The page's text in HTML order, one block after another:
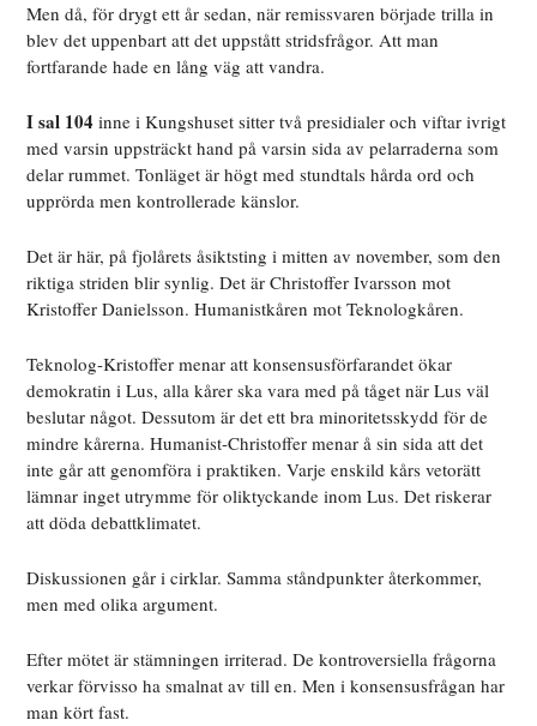
Men då, för drygt ett år sedan, när remissvaren började trilla in
blev det uppenbart att det uppstått stridsfrågor. Att man
fortfarande hade en lång väg att vandra.
I sal 104 inne i Kungshuset sitter två presidialer och viftar ivrigt
med varsin uppsträckt hand på varsin sida av pelarraderna som
delar rummet. Tonläget är högt med stundtals hårda ord och
upprörda men kontrollerade känslor.
Det är här, på fjolårets åsiktsting i mitten av november, som den
riktiga striden blir synlig. Det är Christoffer Ivarsson mot
Kristoffer Danielsson. Humanistkåren mot Teknologkåren.
Teknolog-Kristoffer menar att konsensusförfarandet ökar
demokratin i Lus, alla kårer ska vara med på tåget när Lus väl
beslutar något. Dessutom är det ett bra minoritetsskydd för de
mindre kårerna. Humanist-Christoffer menar å sin sida att det
inte går att genomföra i praktiken. Varje enskild kårs vetorätt
lämnar inget utrymme för oliktyckande inom Lus. Det riskerar
att döda debattklimatet.
Diskussionen går i cirklar. Samma ståndpunkter återkommer,
men med olika argument.
Efter mötet är stämningen irriterad. De kontroversiella frågorna
verkar förvisso ha smalnat av till en. Men i konsensusfrågan har
man kört fast.